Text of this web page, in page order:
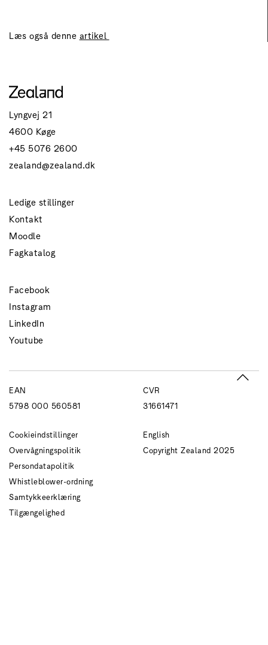
Læs også denne artikel
Lyngvej 21
4600 Køge
+45 5076 2600
zealand@zealand.dk
Ledige stillinger
Kontakt
Moodle
Fagkatalog
Facebook
Instagram
LinkedIn
Youtube
EAN
5798 000 560581
CVR
31661471
Cookieindstillinger
Overvågningspolitik
Persondatapolitik
Whistleblower-ordning
Samtykkeerklæring
Tilgængelighed
English
Copyright Zealand 2025